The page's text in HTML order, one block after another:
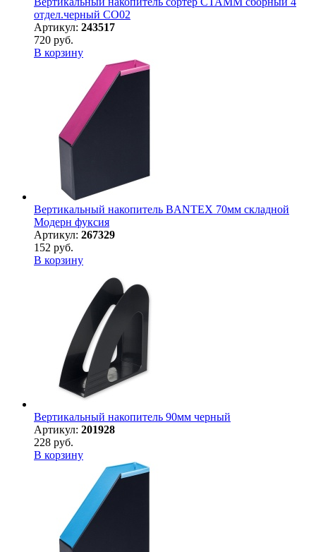
отдел.черный СО02
Артикул: 243517
720 руб.
В корзину
Вертикальный накопитель BANTEX 70мм складной
Модерн фуксия
Артикул: 267329
152 руб.
В корзину
Вертикальный накопитель 90мм черный
Артикул: 201928
228 руб.
В корзину